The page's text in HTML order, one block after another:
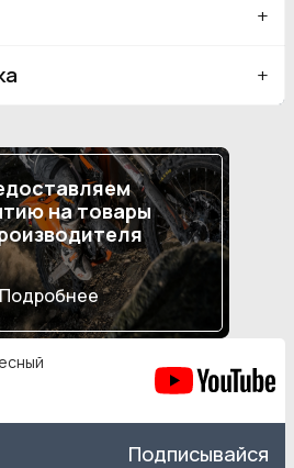
на товары
Подробнее
Подписывайся